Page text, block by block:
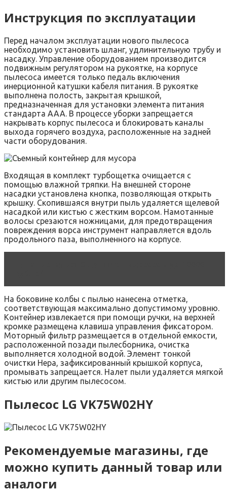
Инструкция по эксплуатации
Перед началом эксплуатации нового пылесоса
необходимо установить шланг, удлинительную трубу и
насадку. Управление оборудованием производится
подвижным регулятором на рукоятке, на корпусе
пылесоса имеется только педаль включения
инерционной катушки кабеля питания. В рукоятке
выполнена полость, закрытая крышкой,
предназначенная для установки элемента питания
стандарта ААА. В процессе уборки запрещается
накрывать корпус пылесоса и блокировать каналы
выхода горячего воздуха, расположенные на задней
части оборудования.
Входящая в комплект турбощетка очищается с
помощью влажной тряпки. На внешней стороне
насадки установлена кнопка, позволяющая открыть
крышку. Скопившаяся внутри пыль удаляется щелевой
насадкой или кистью с жестким ворсом. Намотанные
волосы срезаются ножницами, для предотвращения
повреждения ворса инструмент направляется вдоль
продольного паза, выполненного на корпусе.
На боковине колбы с пылью нанесена отметка,
соответствующая максимально допустимому уровню.
Контейнер извлекается при помощи ручки, на верхней
кромке размещена клавиша управления фиксатором.
Моторный фильтр размещается в отдельной емкости,
расположенной позади пылесборника, очистка
выполняется холодной водой. Элемент тонкой
очистки Hepa, зафиксированный крышкой корпуса,
промывать запрещается. Налет пыли удаляется мягкой
кистью или другим пылесосом.
Пылесос LG VK75W02HY
Рекомендуемые магазины, где
можно купить данный товар или
аналоги